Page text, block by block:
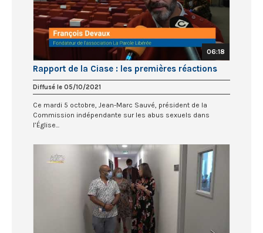
06:18
Rapport de la Ciase : les premières réactions
Diffusé le 05/10/2021
Ce mardi 5 octobre, Jean-Marc Sauvé, président de la
Commission indépendante sur les abus sexuels dans
l’Église...